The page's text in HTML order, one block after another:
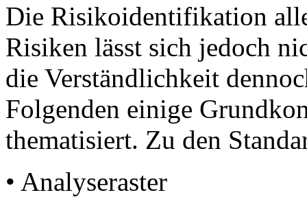
Die Risikoidentifikation
Risiken lässt sich jedoch
die Verständlichkeit
Folgenden einige
thematisiert. Zu den
• Analyseraster